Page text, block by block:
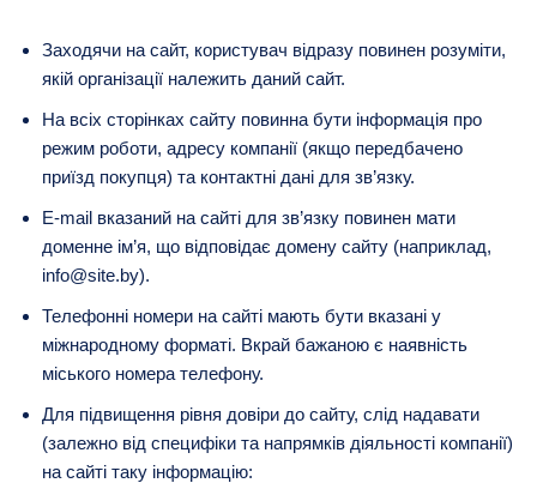
Заходячи на сайт, користувач відразу повинен розуміти,
якій організації належить даний сайт.
На всіх сторінках сайту повинна бути інформація про
режим роботи, адресу компанії (якщо передбачено
приїзд покупця) та контактні дані для зв’язку.
E-mail вказаний на сайті для зв’язку повинен мати
доменне ім’я, що відповідає домену сайту (наприклад,
info@site.by).
Телефонні номери на сайті мають бути вказані у
міжнародному форматі. Вкрай бажаною є наявність
міського номера телефону.
Для підвищення рівня довіри до сайту, слід надавати
(залежно від специфіки та напрямків діяльності компанії)
на сайті таку інформацію: